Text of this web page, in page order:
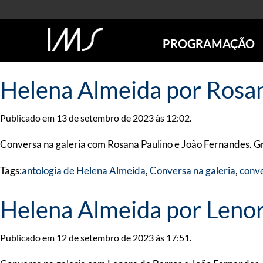
PROGRAMAÇÃO
SÃO PAULO
POÇOS DE CALDAS
EM CARTAZ
ANTERIORES
TOURS VIRTUAIS
VISITAS MEDIADAS
Helena Almeida por
Publicado em 13 de setembro de 2023 às 12:02.
Conversa na galeria com Rosana Paulino e João Fernandes.
Tags:antologia de Helena Almeida,Conversa na galeria,
Helena Almeida por
Publicado em 12 de setembro de 2023 às 17:51.